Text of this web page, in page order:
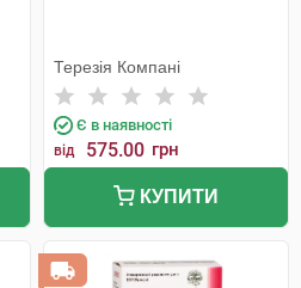
Терезія Компані
Є в наявності
від 575.00 грн
КУПИТИ